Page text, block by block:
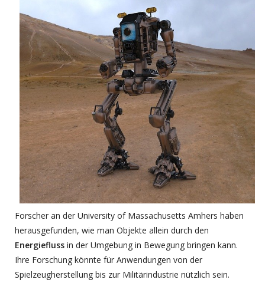
Forscher an der University of Massachusetts Amhers haben
herausgefunden, wie man Objekte allein durch den
Energiefluss in der Umgebung in Bewegung bringen kann.
Ihre Forschung könnte für Anwendungen von der
Spielzeugherstellung bis zur Militärindustrie nützlich sein.